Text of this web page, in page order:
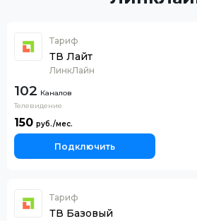
Тариф
ТВ Лайт
ЛинкЛайн
102 Каналов
Телевидение
150
Подключить
Тариф
ТВ Базовый